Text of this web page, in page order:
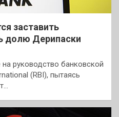
заставить
долю Дерипаски
руководство банковской
(RBI), пытаясь